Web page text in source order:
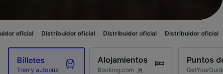
Distribuidor oficial Distribuidor oficial Distribuidor oficial
Billetes
Tren y autobús
Alojamientos
Booking.com
Puntos